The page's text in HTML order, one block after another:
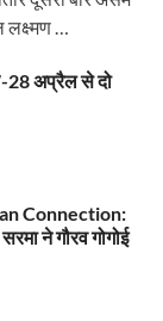
मंच पर जनता को मिला
आ गई तारीख कब चलेगी
के आखिरी दिन युवाओं
से सनातन का
के लिए मंच तैयार
तक के सभी स्कूल 1
…
28 अप्रैल से दो
Connection:
ने गौरव गोगोई